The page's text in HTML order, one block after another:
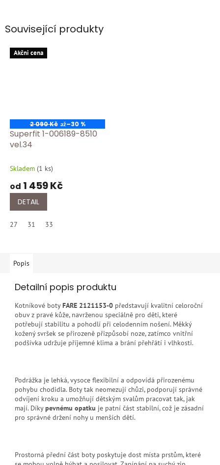
Související produkty
Akčni cena
2 090 Kč až–30 %
Superfit 1-006189-8510
vel.34
Skladem (1 ks)
od 1 459 Kč
DETAIL
27 31 33
Popis
Detailní popis produktu
Kotníkové botyFARE 2121153-0 představují kvalitní celoroční
obuv z pravé kůže, navrženou speciálně pro děti, které
potřebují stabilitu a pohodlí při celodenním nošení. Měkký
kožený svršek se přirozeně přizpůsobí noze, zatímco vnitřní
podšívka udržuje příjemné klima a brání přehřátí i vlhkosti.
Podrážka je lehká, vysoce flexibilní a odpovídá přirozenému
pohybu chodidla. Boty tak neomezují chůzi, podporují správné
odvíjení kroku a umožňují dětským svalům pracovat tak, jak
mají. Díkypevnému opatku je patní část stabilní, což je zásadní
pro správné držení nohy u menších dětí.
Prostorná přední část boty poskytuje dost místa prstům, které